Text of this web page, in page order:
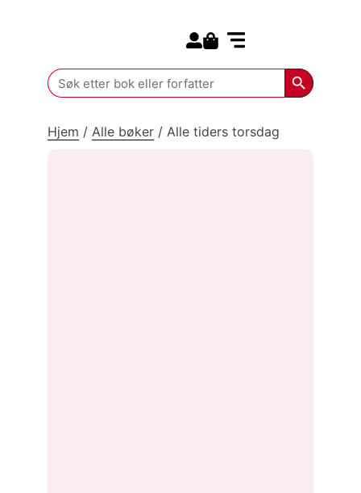
Search
for:
Search
Hjem / Alle bøker / Alle tiders torsdag